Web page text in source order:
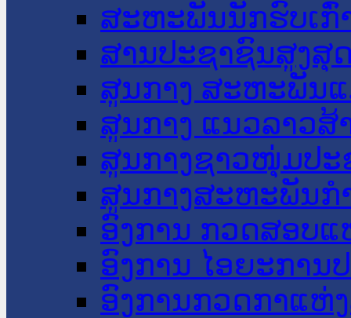
ສະຫະພັນນັກຮົບເກົ່
ສານປະຊາຊົນສູງສຸ
ສູນກາງ ສະຫະພັນ
ສູນກາງ ແນວລາວສ້
ສູນກາງຊາວໜຸ່ມປະ
ສູນກາງສະຫະພັນກ
ອົງການ ກວດສອບແ
ອົງການ ໄອຍະການ
ອົງການກວດກາແຫ່